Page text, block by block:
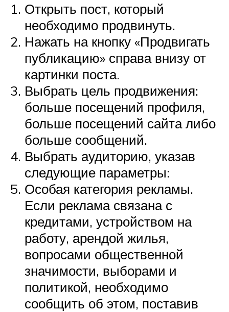
Открыть пост, который
необходимо продвинуть.
Нажать на кнопку «Продвигать
публикацию» справа внизу от
картинки поста.
Выбрать цель продвижения:
больше посещений профиля,
больше посещений сайта либо
больше сообщений.
Выбрать аудиторию, указав
следующие параметры:
Особая категория рекламы.
Если реклама связана с
кредитами, устройством на
работу, арендой жилья,
вопросами общественной
значимости, выборами и
политикой, необходимо
сообщить об этом, поставив